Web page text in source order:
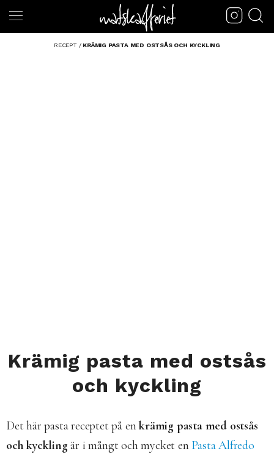
RECEPT/ KRÄMIG PASTA MED OSTSÅS OCH KYCKLING
Krämig pasta med ostsås
och kyckling
Det här pasta receptet på enkrämig pasta med ostsås
och kyckling är i mångt och mycket en Pasta Alfredo